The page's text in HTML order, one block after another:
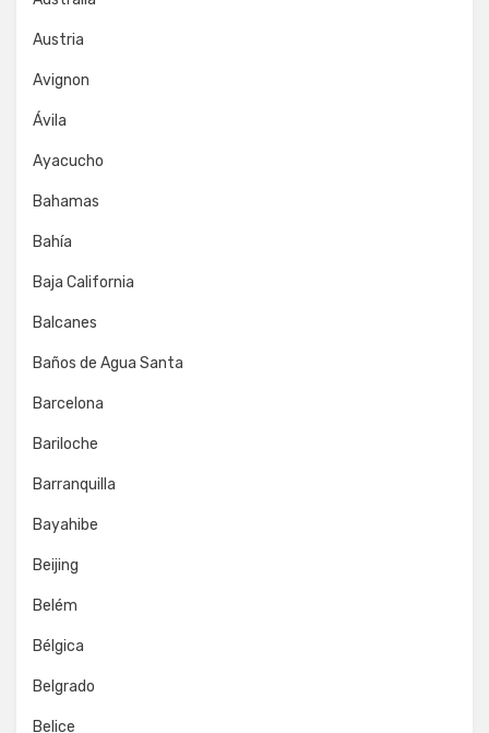
Austria
Avignon
Ávila
Ayacucho
Bahamas
Bahía
Baja California
Balcanes
Baños de Agua Santa
Barcelona
Bariloche
Barranquilla
Bayahibe
Beijing
Belém
Bélgica
Belgrado
Belice